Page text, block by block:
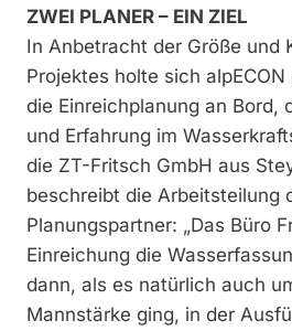
ZWEI PLANER – EIN ZIEL
In Anbetracht der Größe und
Projektes holte sich
die Einreichplanung an Bord,
und Erfahrung im
die ZT-Fritsch GmbH aus
beschreibt die Arbeitsteilung
Planungspartner: „Das Büro
Einreichung die
dann, als es natürlich auch
Mannstärke ging, in der